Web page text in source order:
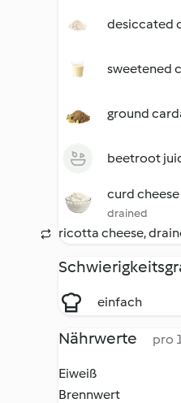
desiccated
sweetened
ground
beetroot
curd
drained
ricotta cheese,
einfach
Nährwerte pro
Eiweiß
Brennwert